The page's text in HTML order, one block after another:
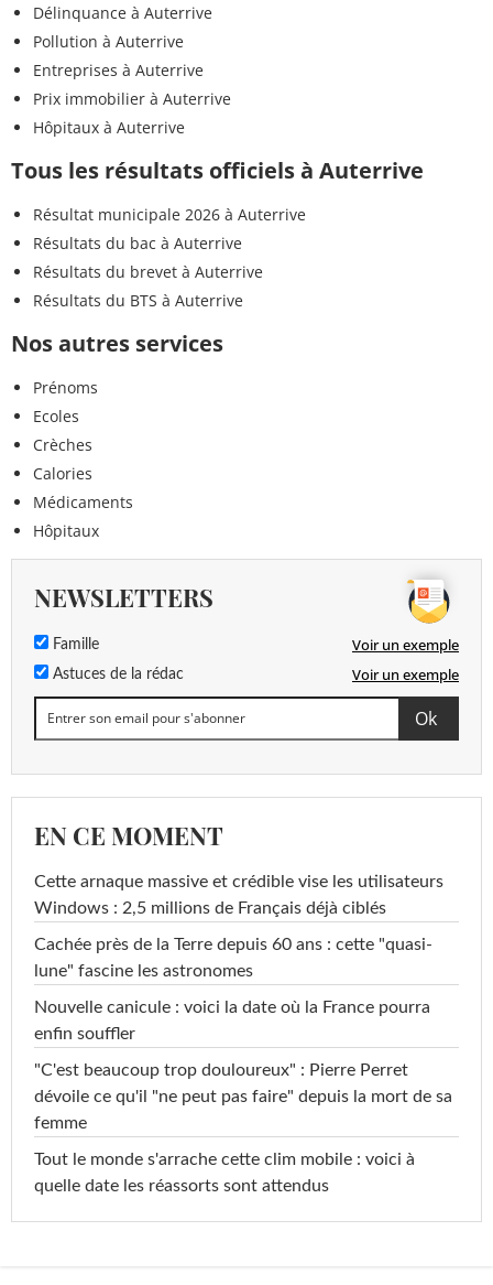
Délinquance à Auterrive
Pollution à Auterrive
Entreprises à Auterrive
Prix immobilier à Auterrive
Hôpitaux à Auterrive
Tous les résultats officiels à Auterrive
Résultat municipale 2026 à Auterrive
Résultats du bac à Auterrive
Résultats du brevet à Auterrive
Résultats du BTS à Auterrive
Nos autres services
Prénoms
Ecoles
Crèches
Calories
Médicaments
Hôpitaux
NEWSLETTERS
Famille Voir un exemple
Astuces de la rédac Voir un exemple
EN CE MOMENT
Cette arnaque massive et crédible vise les utilisateurs
Windows : 2,5 millions de Français déjà ciblés
Cachée près de la Terre depuis 60 ans : cette "quasi-
lune" fascine les astronomes
Nouvelle canicule : voici la date où la France pourra
enfin souffler
"C'est beaucoup trop douloureux" : Pierre Perret
dévoile ce qu'il "ne peut pas faire" depuis la mort de sa
femme
Tout le monde s'arrache cette clim mobile : voici à
quelle date les réassorts sont attendus